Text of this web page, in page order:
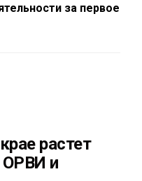
за первое
растет
ОРВИ и